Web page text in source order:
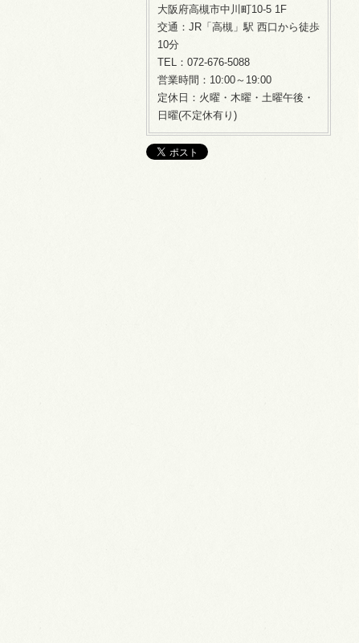
大阪府高槻市中川町10-5 1F
交通：JR「高槻」駅 西口から徒歩
10分
TEL：072-676-5088
営業時間：10:00～19:00
定休日：火曜・木曜・土曜午後・
日曜(不定休有り)